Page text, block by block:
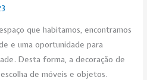
que habitamos, encontramos
e uma oportunidade para
Desta forma, a decoração de
de móveis e objetos.